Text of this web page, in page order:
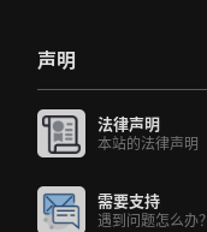
声明
法律声明
本站的法律声明
需要支持
遇到问题怎么办？